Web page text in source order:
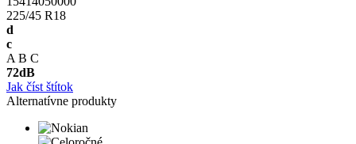
225/45 R18
d
c
A B C
72dB
Jak číst štítok
Alternatívne produkty